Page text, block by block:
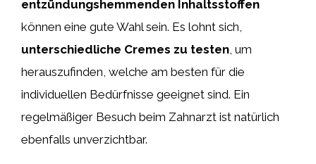
entzündungshemmenden Inhaltsstoffen
können eine gute Wahl sein. Es lohnt sich,
unterschiedliche Cremes zu testen , um
herauszufinden, welche am besten für die
individuellen Bedürfnisse geeignet sind. Ein
regelmäßiger Besuch beim Zahnarzt ist natürlich
ebenfalls unverzichtbar.